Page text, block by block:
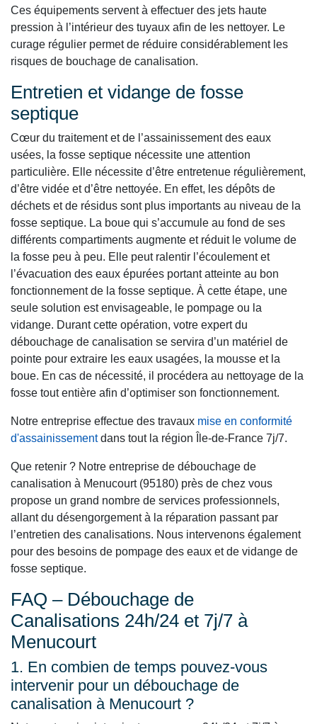
Ces équipements servent à effectuer des jets haute
pression à l’intérieur des tuyaux afin de les nettoyer. Le
curage régulier permet de réduire considérablement les
risques de bouchage de canalisation.
Entretien et vidange de fosse
septique
Cœur du traitement et de l’assainissement des eaux
usées, la fosse septique nécessite une attention
particulière. Elle nécessite d’être entretenue régulièrement,
d’être vidée et d’être nettoyée. En effet, les dépôts de
déchets et de résidus sont plus importants au niveau de la
fosse septique. La boue qui s’accumule au fond de ses
différents compartiments augmente et réduit le volume de
la fosse peu à peu. Elle peut ralentir l’écoulement et
l’évacuation des eaux épurées portant atteinte au bon
fonctionnement de la fosse septique. À cette étape, une
seule solution est envisageable, le pompage ou la
vidange. Durant cette opération, votre expert du
débouchage de canalisation se servira d’un matériel de
pointe pour extraire les eaux usagées, la mousse et la
boue. En cas de nécessité, il procédera au nettoyage de la
fosse tout entière afin d’optimiser son fonctionnement.
Notre entreprise effectue des travaux mise en conformité
d'assainissementdans tout la région Île-de-France 7j/7.
Que retenir ? Notre entreprise de débouchage de
canalisation à Menucourt (95180) près de chez vous
propose un grand nombre de services professionnels,
allant du désengorgement à la réparation passant par
l’entretien des canalisations. Nous intervenons également
pour des besoins de pompage des eaux et de vidange de
fosse septique.
FAQ – Débouchage de
Canalisations 24h/24 et 7j/7 à
Menucourt
1. En combien de temps pouvez-vous
intervenir pour un débouchage de
canalisation à Menucourt ?